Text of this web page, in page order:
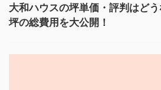
大和ハウスの坪単価・評判はど
坪の総費用を大公開！